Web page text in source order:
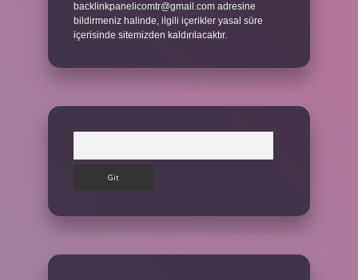
backlinkpanelicomtr@gmail.com adresine
bildirmeniz halinde, ilgili içerikler yasal süre
içerisinde sitemizden kaldırılacaktır.